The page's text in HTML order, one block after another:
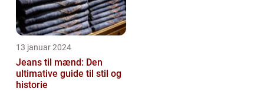
13 januar 2024
Jeans til mænd: Den
ultimative guide til stil og
historie